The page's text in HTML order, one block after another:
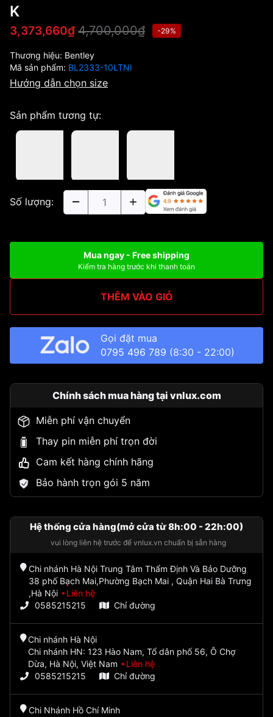
K
3,373,660₫ 4,700,000₫ -29%
Thương hiệu: Bentley
Mã sản phẩm: BL2333-10LTNI
Hướng dẫn chọn size
Sản phẩm tương tự:
Số lượng:
Mua ngay - Free shipping
Kiểm tra hàng trước khi thanh toán
THÊM VÀO GIỎ
Gọi đặt mua
0795 496 789 (8:30 - 22:00)
Chính sách mua hàng tại vnlux.com
Miễn phí vận chuyển
Thay pin miễn phí trọn đời
Cam kết hàng chính hãng
Bảo hành trọn gói 5 năm
Hệ thống cửa hàng(mở cửa từ 8h:00 - 22h:00)
vui lòng liên hệ trước để vnlux.vn chuẩn bị sẵn hàng
Chi nhánh Hà Nội Trung Tâm Thẩm Định Và Bảo Dưỡng
38 phố Bạch Mai,Phường Bạch Mai , Quận Hai Bà Trưng
,Hà Nội
Liên hệ
0585215215
Chỉ đường
Chi nhánh Hà Nội
Chi nhánh HN: 123 Hào Nam, Tổ dân phố 56, Ô Chợ
Dừa, Hà Nội, Việt Nam
Liên hệ
0585215215
Chỉ đường
Chi Nhánh Hồ Chí Minh